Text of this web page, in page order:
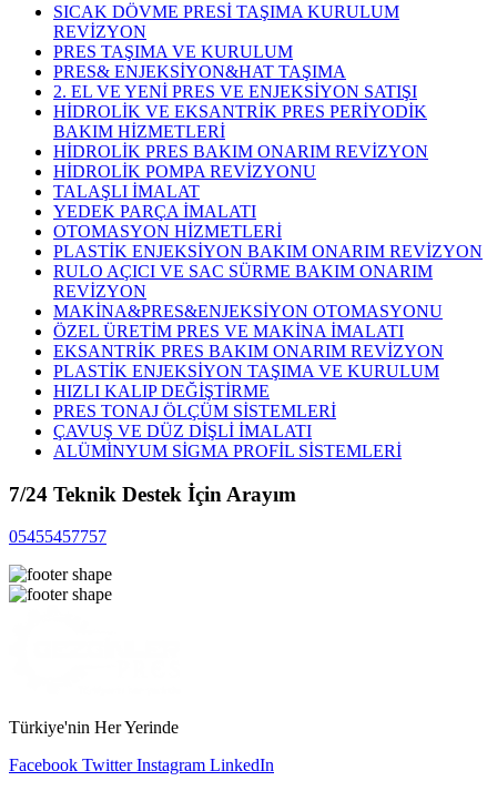
SICAK DÖVME PRESİ TAŞIMA KURULUM
REVİZYON
PRES TAŞIMA VE KURULUM
PRES& ENJEKSİYON&HAT TAŞIMA
2. EL VE YENİ PRES VE ENJEKSİYON SATIŞI
HİDROLİK VE EKSANTRİK PRES PERİYODİK
BAKIM HİZMETLERİ
HİDROLİK PRES BAKIM ONARIM REVİZYON
HİDROLİK POMPA REVİZYONU
TALAŞLI İMALAT
YEDEK PARÇA İMALATI
OTOMASYON HİZMETLERİ
PLASTİK ENJEKSİYON BAKIM ONARIM REVİZYON
RULO AÇICI VE SAC SÜRME BAKIM ONARIM
REVİZYON
MAKİNA&PRES&ENJEKSİYON OTOMASYONU
ÖZEL ÜRETİM PRES VE MAKİNA İMALATI
EKSANTRİK PRES BAKIM ONARIM REVİZYON
PLASTİK ENJEKSİYON TAŞIMA VE KURULUM
HIZLI KALIP DEĞİŞTİRME
PRES TONAJ ÖLÇÜM SİSTEMLERİ
ÇAVUŞ VE DÜZ DİŞLİ İMALATI
ALÜMİNYUM SİGMA PROFİL SİSTEMLERİ
7/24 Teknik Destek İçin Arayım
05455457757
Türkiye'nin Her Yerinde
Facebook Twitter Instagram LinkedIn